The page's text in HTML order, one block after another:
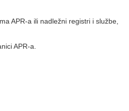
APR-a ili nadležni registri i službe,
APR-a.